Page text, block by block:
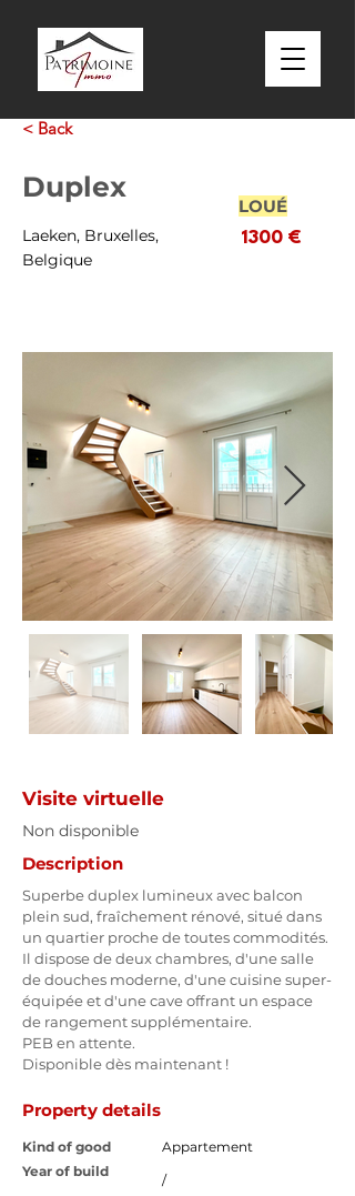
< Back
Duplex
LOUÉ
Laeken, Bruxelles,
Belgique
1300 €
Visite virtuelle
Non disponible
Description
Superbe duplex lumineux avec balcon
plein sud, fraîchement rénové, situé dans
un quartier proche de toutes commodités.
Il dispose de deux chambres, d'une salle
de douches moderne, d'une cuisine super-
équipée et d'une cave offrant un espace
de rangement supplémentaire.
PEB en attente.
Disponible dès maintenant !
Property details
Kind of good
Appartement
Year of build
/